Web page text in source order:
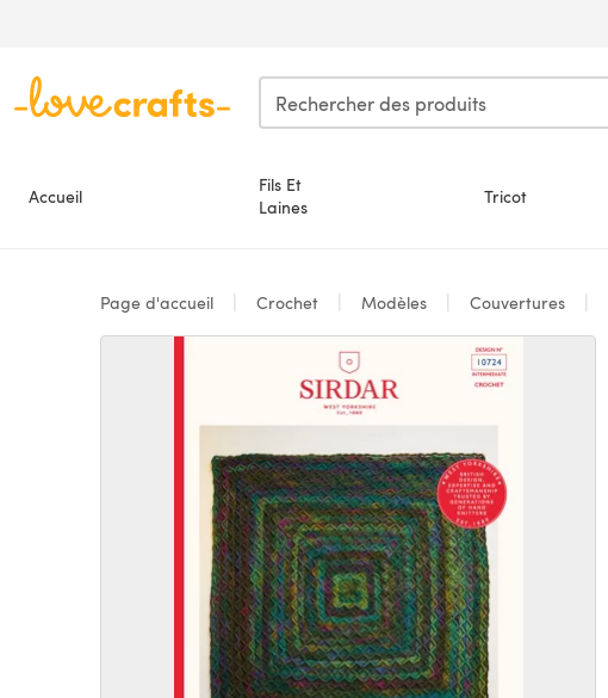
Accueil
Fils Et
Laines
Tricot
Page d'accueil Crochet Modèles Couvertures